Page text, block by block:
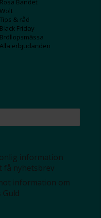
Rosa Bandet
Wolt
Tips & råd
Black Friday
Bröllopsmässa
Alla erbjudanden
information
få nyhetsbrev
information om